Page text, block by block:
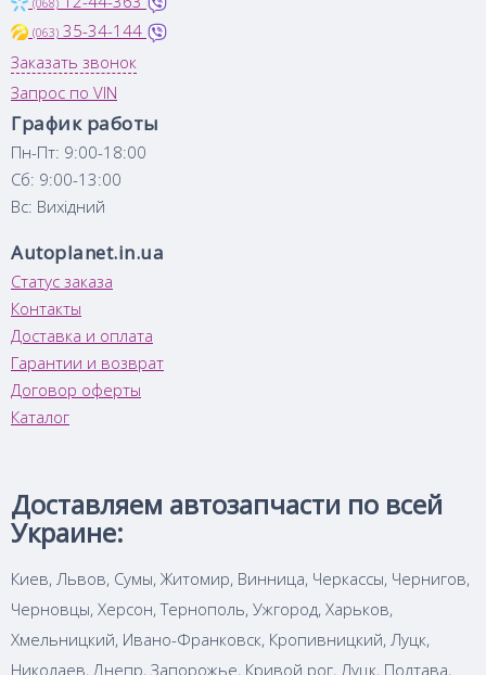
(063) 35-34-144
Заказать звонок
Запрос по VIN
График работы
Пн-Пт: 9:00-18:00
Сб: 9:00-13:00
Вс: Вихідний
Autoplanet.in.ua
Статус заказа
Контакты
Доставка и оплата
Гарантии и возврат
Договор оферты
Каталог
Доставляем автозапчасти по всей
Украине:
Киев, Львов, Сумы, Житомир, Винница, Черкассы, Чернигов,
Черновцы, Херсон, Тернополь, Ужгород, Харьков,
Хмельницкий, Ивано-Франковск, Кропивницкий, Луцк,
Николаев, Днепр, Запорожье, Кривой рог, Луцк, Полтава,